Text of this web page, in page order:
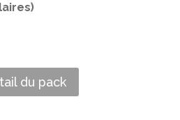
du pack